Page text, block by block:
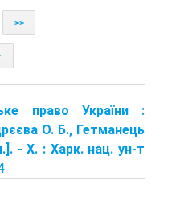
>>
право України :
О. Б., Гетманець
- Х. : Харк. нац. ун-т